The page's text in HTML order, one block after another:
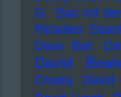
G. Das mit
Paradies
Dave Ball
David
Crosby David